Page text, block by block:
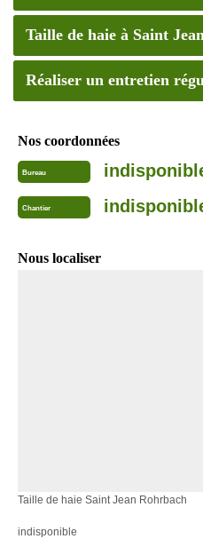
Taille de haie à Saint
Réaliser un entretien
Nos coordonnées
Bureau
Chantier
Nous localiser
Taille de haie Saint Jean Rohrbach
indisponible